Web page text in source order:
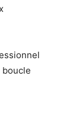
boucle